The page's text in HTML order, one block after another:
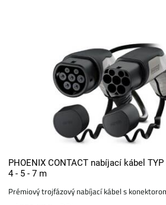
PHOENIX CONTACT nabíjací kábel
4 - 5 - 7 m
Prémiový trojfázový nabíjací kábel s